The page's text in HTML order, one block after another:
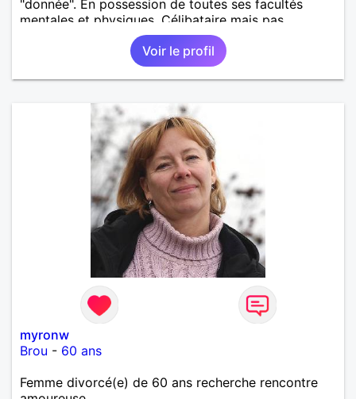
"donnée". En possession de toutes ses facultés
mentales et physiques. Célibataire mais pas
solitaire, je mène une vie bien remplie. Je ne suis
pas sur ce site par dépit, ni en tant que
représentatrice de la Femme Divorcée Mal dans sa
peau. A bientôt.
Voir le profil
myronw
Brou - 60 ans
Femme divorcé(e) de 60 ans recherche rencontre